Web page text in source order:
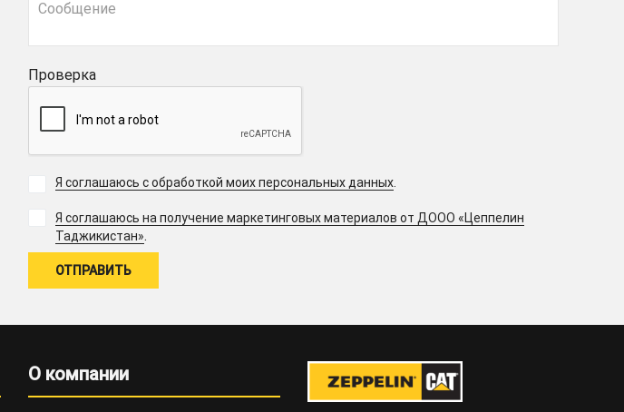
Проверка
Я соглашаюсь с обработкой моих персональных данных
Я соглашаюсь на получение маркетинговых материалов от ДООО «Цеппелин
Таджикистан».
О компании